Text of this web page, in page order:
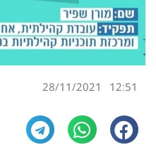
12:51
28/11/2021